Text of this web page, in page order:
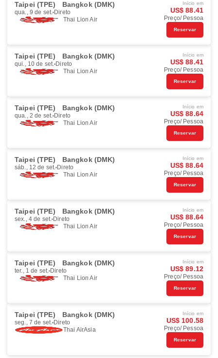
Taipei (TPE) Bangkok (DMK)
qua., 9 de set. Direto
Thai Lion Air
Início em
US$ 88.41
Preço/ Pessoa
Reservar
Taipei (TPE) Bangkok (DMK)
qui., 10 de set. Direto
Thai Lion Air
Início em
US$ 88.41
Preço/ Pessoa
Reservar
Taipei (TPE) Bangkok (DMK)
qua., 2 de set. Direto
Thai Lion Air
Início em
US$ 88.64
Preço/ Pessoa
Reservar
Taipei (TPE) Bangkok (DMK)
sáb., 12 de set. Direto
Thai Lion Air
Início em
US$ 88.64
Preço/ Pessoa
Reservar
Taipei (TPE) Bangkok (DMK)
sex., 4 de set. Direto
Thai Lion Air
Início em
US$ 88.64
Preço/ Pessoa
Reservar
Taipei (TPE) Bangkok (DMK)
ter., 1 de set. Direto
Thai Lion Air
Início em
US$ 89.12
Preço/ Pessoa
Reservar
Taipei (TPE) Bangkok (DMK)
seg., 7 de set. Direto
Thai AirAsia
Início em
US$ 100.58
Preço/ Pessoa
Reservar